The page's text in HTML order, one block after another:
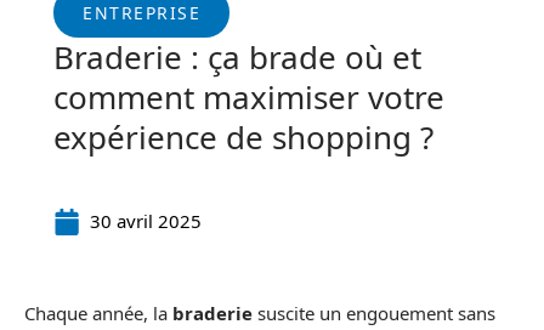
ENTREPRISE
Braderie : ça brade où et
comment maximiser votre
expérience de shopping ?
30 avril 2025
Chaque année, la braderie suscite un engouement sans